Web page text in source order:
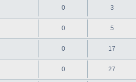
0 3
0 5
0 17
0 27